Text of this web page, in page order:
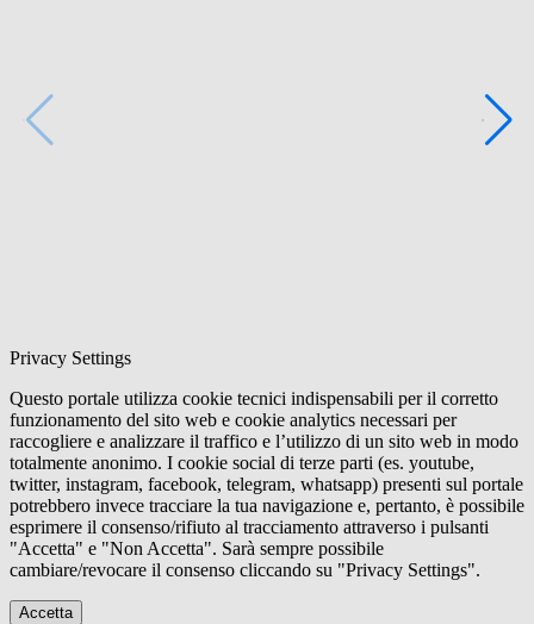
Privacy Settings
Questo portale utilizza cookie tecnici indispensabili per il corretto
funzionamento del sito web e cookie analytics necessari per
raccogliere e analizzare il traffico e l’utilizzo di un sito web in modo
totalmente anonimo. I cookie social di terze parti (es. youtube,
twitter, instagram, facebook, telegram, whatsapp) presenti sul portale
potrebbero invece tracciare la tua navigazione e, pertanto, è possibile
esprimere il consenso/rifiuto al tracciamento attraverso i pulsanti
"Accetta" e "Non Accetta". Sarà sempre possibile
cambiare/revocare il consenso cliccando su "Privacy Settings".
Accetta